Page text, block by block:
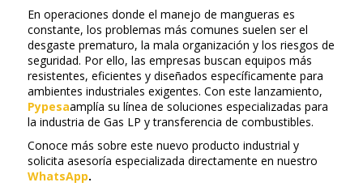
En operaciones donde el manejo de mangueras es
constante, los problemas más comunes suelen ser el
desgaste prematuro, la mala organización y los riesgos de
seguridad. Por ello, las empresas buscan equipos más
resistentes, eficientes y diseñados específicamente para
ambientes industriales exigentes. Con este lanzamiento,
Pypesaamplía su línea de soluciones especializadas para
la industria de Gas LP y transferencia de combustibles.
Conoce más sobre este nuevo producto industrial y
solicita asesoría especializada directamente en nuestro
WhatsApp.